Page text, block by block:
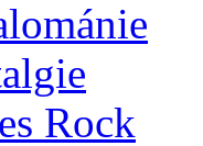
Rock